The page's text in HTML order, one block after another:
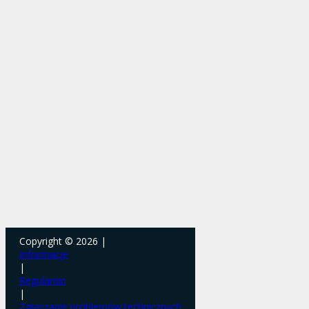
Copyright © 2026 |
Informacje
|
Regulamin
|